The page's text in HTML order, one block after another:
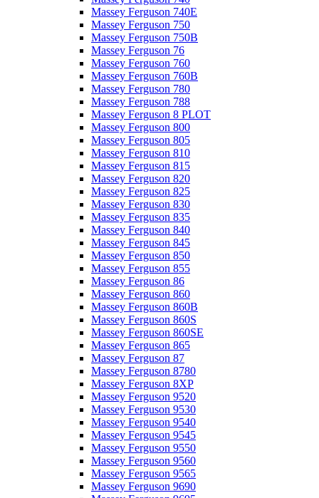
Massey Ferguson 740E
Massey Ferguson 750
Massey Ferguson 750B
Massey Ferguson 76
Massey Ferguson 760
Massey Ferguson 760B
Massey Ferguson 780
Massey Ferguson 788
Massey Ferguson 8 PLOT
Massey Ferguson 800
Massey Ferguson 805
Massey Ferguson 810
Massey Ferguson 815
Massey Ferguson 820
Massey Ferguson 825
Massey Ferguson 830
Massey Ferguson 835
Massey Ferguson 840
Massey Ferguson 845
Massey Ferguson 850
Massey Ferguson 855
Massey Ferguson 86
Massey Ferguson 860
Massey Ferguson 860B
Massey Ferguson 860S
Massey Ferguson 860SE
Massey Ferguson 865
Massey Ferguson 87
Massey Ferguson 8780
Massey Ferguson 8XP
Massey Ferguson 9520
Massey Ferguson 9530
Massey Ferguson 9540
Massey Ferguson 9545
Massey Ferguson 9550
Massey Ferguson 9560
Massey Ferguson 9565
Massey Ferguson 9690